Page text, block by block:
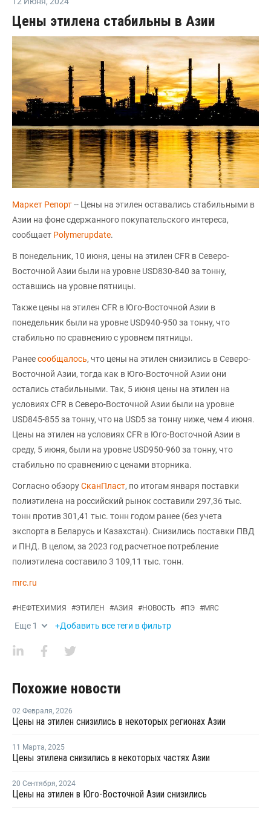
Цены этилена стабильны в Азии
Маркет Репорт-- Цены на этилен оставались стабильными в
Азии на фоне сдержанного покупательского интереса,
сообщает Polymerupdate.
В понедельник, 10 июня, цены на этилен CFR в Северо-
Восточной Азии были на уровне USD830-840 за тонну,
оставшись на уровне пятницы.
Также цены на этилен CFR в Юго-Восточной Азии в
понедельник были на уровне USD940-950 за тонну, что
стабильно по сравнению с уровнем пятницы.
Ранеесообщалось, что цены на этилен снизились в Северо-
Восточной Азии, тогда как в Юго-Восточной Азии они
остались стабильными. Так, 5 июня цены на этилен на
условиях CFR в Северо-Восточной Азии были на уровне
USD845-855 за тонну, что на USD5 за тонну ниже, чем 4 июня.
Цены на этилен на условиях CFR в Юго-Восточной Азии в
среду, 5 июня, были на уровне USD950-960 за тонну, что
стабильно по сравнению с ценами вторника.
Согласно обзоруСканПласт, по итогам января поставки
полиэтилена на российский рынок составили 297,36 тыс.
тонн против 301,41 тыс. тонн годом ранее (без учета
экспорта в Беларусь и Казахстан). Снизились поставки ПВД
и ПНД. В целом, за 2023 год расчетное потребление
полиэтилена составило 3 109,11 тыс. тонн.
mrc.ru
#НЕФТЕХИМИЯ #ЭТИЛЕН #АЗИЯ #НОВОСТЬ #ПЭ #MRC
Еще 1 +Добавить все теги в фильтр
Похожие новости
02 Февраля, 2026
Цены на этилен снизились в некоторых регионах Азии
11 Марта, 2025
Цены этилена снизились в некоторых частях Азии
20 Сентября, 2024
Цены на этилен в Юго-Восточной Азии снизились